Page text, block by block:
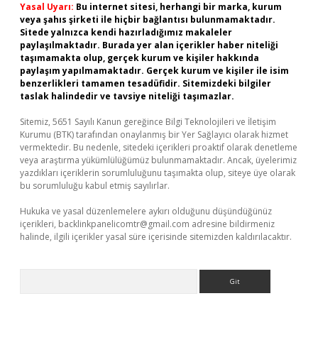
Yasal Uyarı: Bu internet sitesi, herhangi bir marka, kurum
veya şahıs şirketi ile hiçbir bağlantısı bulunmamaktadır.
Sitede yalnızca kendi hazırladığımız makaleler
paylaşılmaktadır. Burada yer alan içerikler haber niteliği
taşımamakta olup, gerçek kurum ve kişiler hakkında
paylaşım yapılmamaktadır. Gerçek kurum ve kişiler ile isim
benzerlikleri tamamen tesadüfidir. Sitemizdeki bilgiler
taslak halindedir ve tavsiye niteliği taşımazlar.
Sitemiz, 5651 Sayılı Kanun gereğince Bilgi Teknolojileri ve İletişim
Kurumu (BTK) tarafından onaylanmış bir Yer Sağlayıcı olarak hizmet
vermektedir. Bu nedenle, sitedeki içerikleri proaktif olarak denetleme
veya araştırma yükümlülüğümüz bulunmamaktadır. Ancak, üyelerimiz
yazdıkları içeriklerin sorumluluğunu taşımakta olup, siteye üye olarak
bu sorumluluğu kabul etmiş sayılırlar.
Hukuka ve yasal düzenlemelere aykırı olduğunu düşündüğünüz
içerikleri, backlinkpanelicomtr@gmail.com adresine bildirmeniz
halinde, ilgili içerikler yasal süre içerisinde sitemizden kaldırılacaktır.